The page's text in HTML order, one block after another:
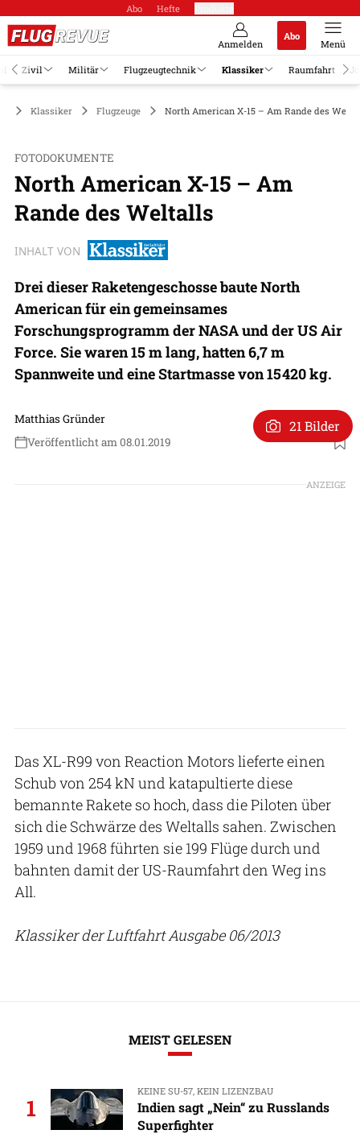
Abo Hefte
Anmelden
Abo
Menü
Zivil Militär Flugzeugtechnik Klassiker Raumfahrt
Klassiker Flugzeuge North American X-15 – Am Rande des
FOTODOKUMENTE
North American X-15 – Am
Rande des Weltalls
INHALT VON
Drei dieser Raketengeschosse baute North
American für ein gemeinsames
Forschungsprogramm der NASA und der US Air
Force. Sie waren 15 m lang, hatten 6,7 m
Spannweite und eine Startmasse von 15 420 kg.
Matthias Gründer
Veröffentlicht am 08.01.2019
21 Bilder
ANZEIGE
Das XL-R99 von Reaction Motors lieferte einen
Schub von 254 kN und katapultierte diese
bemannte Rakete so hoch, dass die Piloten über
sich die Schwärze des Weltalls sahen. Zwischen
1959 und 1968 führten sie 199 Flüge durch und
bahnten damit der US-Raumfahrt den Weg ins
All.
Klassiker der Luftfahrt Ausgabe 06/2013
MEIST GELESEN
1
KEINE SU-57, KEIN LIZENZBAU
Indien sagt „Nein“ zu Russlands
Superfighter